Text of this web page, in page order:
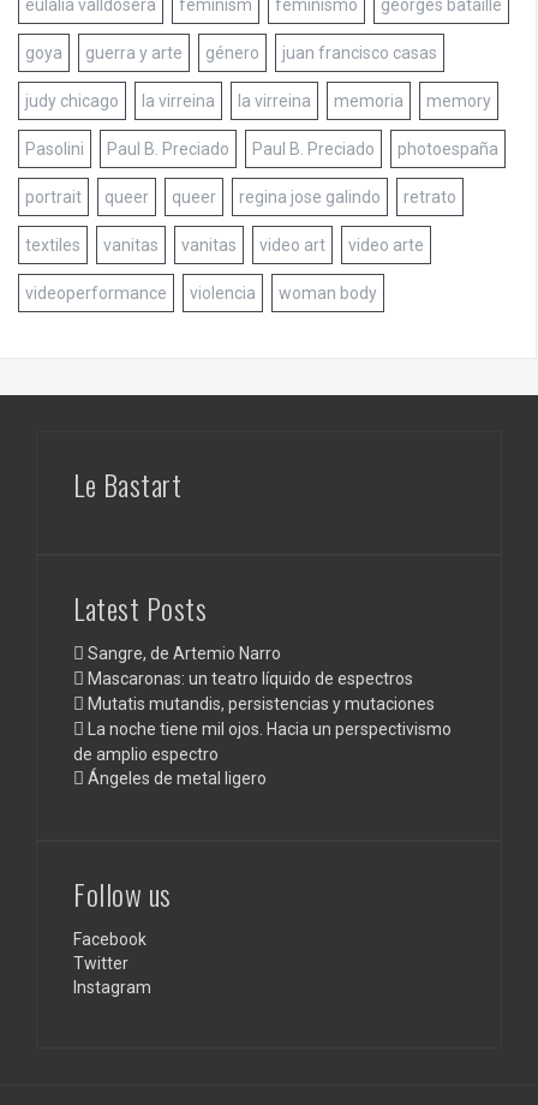
eulalia valldosera feminism feminismo georges bataille
goya guerra y arte género juan francisco casas
judy chicago la virreina la virreina memoria memory
Pasolini Paul B. Preciado Paul B. Preciado photoespaña
portrait queer queer regina jose galindo retrato
textiles vanitas vanitas video art video arte
videoperformance violencia woman body
Le Bastart
Latest Posts
Sangre, de Artemio Narro
Mascaronas: un teatro líquido de espectros
Mutatis mutandis, persistencias y mutaciones
La noche tiene mil ojos. Hacia un perspectivismo
de amplio espectro
Ángeles de metal ligero
Follow us
Facebook
Twitter
Instagram